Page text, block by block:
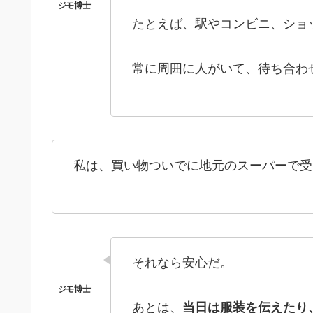
たとえば、駅やコンビニ、シ
常に周囲に人がいて、待ち合
私は、買い物ついでに地元のスーパーで
それなら安心だ。
あとは、 当日は服装を伝えた